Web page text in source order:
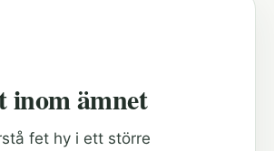
inom ämnet
fet hy i ett större